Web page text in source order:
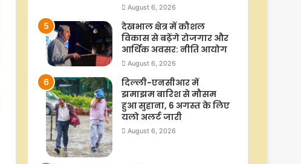
August 6, 2026
देखभाल क्षेत्र में कौशल
विकास से बढ़ेंगे रोजगार और
आर्थिक अवसर: नीति आयोग
August 6, 2026
दिल्ली-एनसीआर में
झमाझम बारिश से मौसम
हुआ सुहाना, 6 अगस्त के लिए
यलो अलर्ट जारी
August 6, 2026